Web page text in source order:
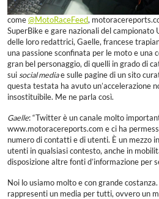
come @MotoRaceFeed,
SuperBike e gare nazionali del campionato
delle loro redattrici, Gaelle, francese
una passione sconfinata per le moto e una
gran bel personaggio, di quelli in grado di
sui social mediae sulle pagine di un sito
questa testata ha avuto un’accelerazione
insostituibile. Me ne parla così.
Gaelle: “Twitter è un canale molto
www.motoracereports.com e ci ha
numero di contatti e di utenti. È un mezzo
utenti in qualsiasi contesto, anche in
disposizione altre fonti d’informazione per
Noi lo usiamo molto e con grande
rappresenti un media per tutti, ovvero un